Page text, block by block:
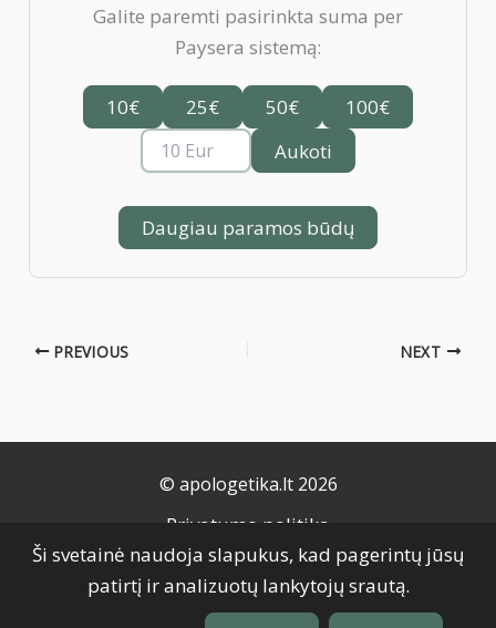
Galite paremti pasirinkta suma per
Paysera sistemą:
10€ 25€ 50€
100€
Aukoti
Daugiau paramos būdų
PREVIOUS NEXT
© apologetika.lt 2026
Privatumo politika
Naudojimo taisyklės
Slapukų politika
Grąžinimo taisyklės
Ši svetainė naudoja slapukus, kad pagerintų jūsų
patirtį ir analizuotų lankytojų srautą.